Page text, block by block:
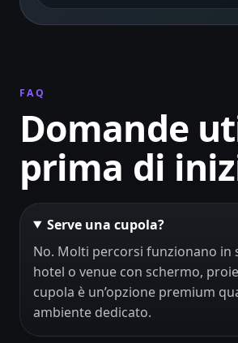
FAQ
Domande
prima di
Serve una cupola?
No. Molti percorsi funzionano in
hotel o venue con schermo,
cupola è un’opzione premium
ambiente dedicato.